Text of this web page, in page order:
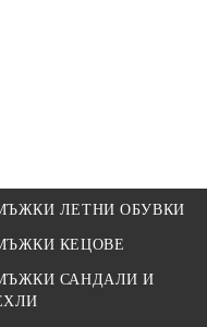
ЛЕТНИ ОБУВКИ
КЕЦОВЕ
САНДАЛИ И